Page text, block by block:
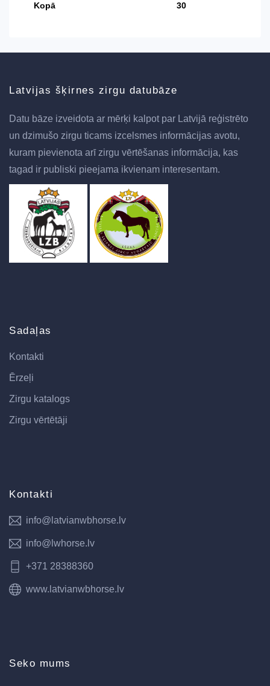
Kopā 30
Latvijas šķirnes zirgu datubāze
Datu bāze izveidota ar mērķi kalpot par Latvijā reģistrēto
un dzimušo zirgu ticams izcelsmes informācijas avotu,
kuram pievienota arī zirgu vērtēšanas informācija, kas
tagad ir publiski pieejama ikvienam interesentam.
Sadaļas
Kontakti
Ērzeļi
Zirgu katalogs
Zirgu vērtētāji
Kontakti
info@latvianwbhorse.lv
info@lwhorse.lv
+371 28388360
www.latvianwbhorse.lv
Seko mums